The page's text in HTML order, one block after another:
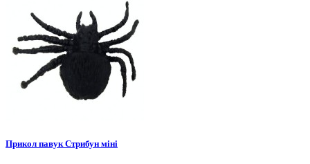
Прикол павук Стрибун міні